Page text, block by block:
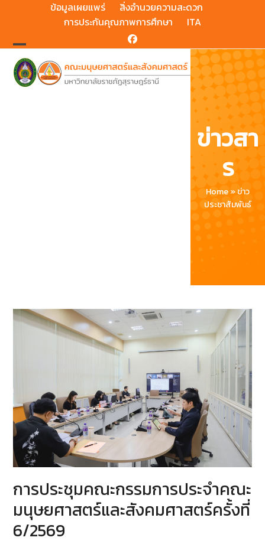
ข้อมูลเผยแพร่
สิ่งอำนวยความสะดวก
การประกันคุณภาพการศึกษา
ITA
Facebook
Open
mobile
Close
mobile
ข่าวสา
ร
Home»ข่าว
ประชาสัมพันธ์
การประชุมคณะกรรมการประจำคณะ
มนุษยศาสตร์และสังคมศาสตร์ครั้งที่
6/2569